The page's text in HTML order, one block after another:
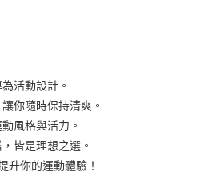
活動設計。
你隨時保持清爽。
風格與活力。
皆是理想之選。
升你的運動體驗！